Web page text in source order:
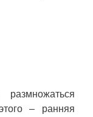
– ранняя